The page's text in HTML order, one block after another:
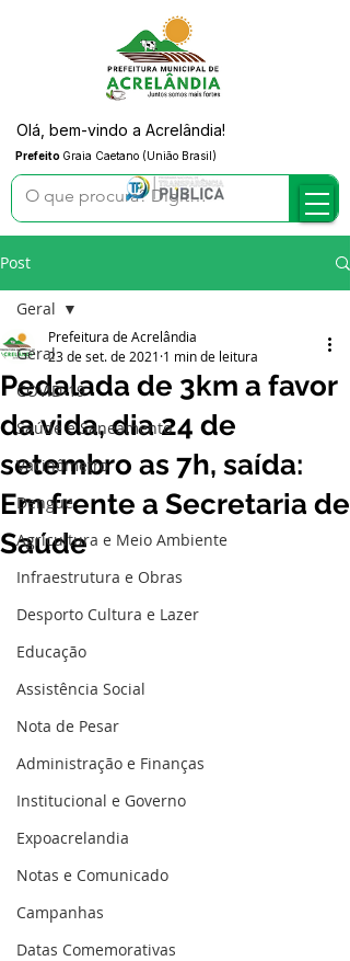
Prefeito Graia Caetano (União Brasil)
Olá, bem-vindo a Acrelândia!
Post
Geral
COVID-19
Saúde e Saneamento
Vacinômetro
Dengue
Agricultura e Meio Ambiente
Infraestrutura e Obras
Desporto Cultura e Lazer
Educação
Assistência Social
Nota de Pesar
Administração e Finanças
Institucional e Governo
Expoacrelandia
Notas e Comunicado
Campanhas
Datas Comemorativas
Geral
Pedalada de 3km a favor
da vida, dia 24 de
setembro as 7h, saída:
Em frente a Secretaria de
Saúde
Prefeitura de Acrelândia
23 de set. de 2021 1 min de leitura